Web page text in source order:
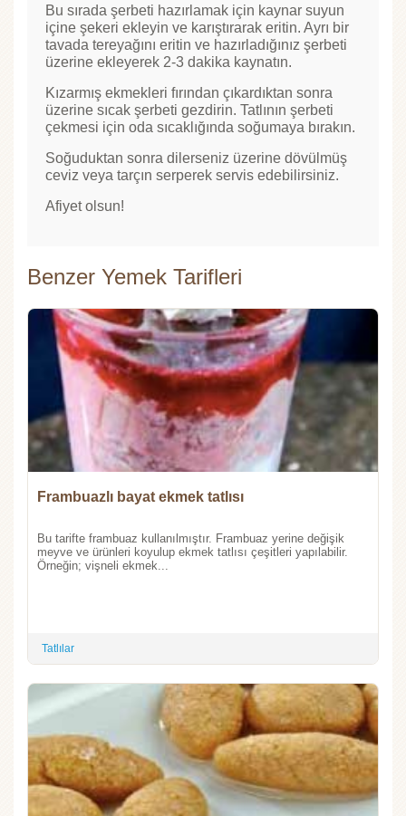
Bu sırada şerbeti hazırlamak için kaynar suyun
içine şekeri ekleyin ve karıştırarak eritin. Ayrı bir
tavada tereyağını eritin ve hazırladığınız şerbeti
üzerine ekleyerek 2-3 dakika kaynatın.
Kızarmış ekmekleri fırından çıkardıktan sonra
üzerine sıcak şerbeti gezdirin. Tatlının şerbeti
çekmesi için oda sıcaklığında soğumaya bırakın.
Soğuduktan sonra dilerseniz üzerine dövülmüş
ceviz veya tarçın serperek servis edebilirsiniz.
Afiyet olsun!
Benzer Yemek Tarifleri
Frambuazlı bayat ekmek tatlısı
Bu tarifte frambuaz kullanılmıştır. Frambuaz yerine değişik
meyve ve ürünleri koyulup ekmek tatlısı çeşitleri yapılabilir.
Örneğin; vişneli ekmek...
Tatlılar